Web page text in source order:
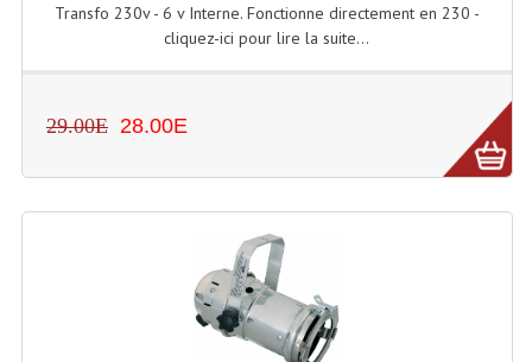
Liquide À Bulles
Liquides À Mousse
Les Occasions
Notre Stock B
Transfo 230v - 6 v Interne. Fonctionne directement en 230 -
cliquez-ici pour lire la suite...
29.00E 28.00E